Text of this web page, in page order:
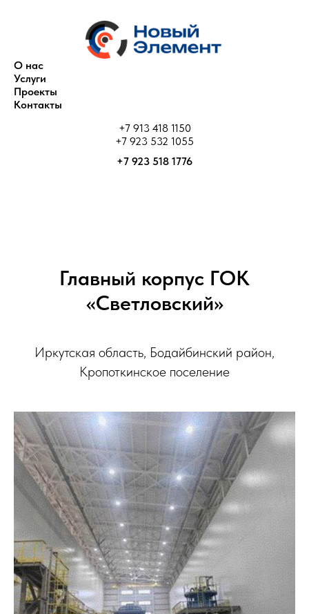
О нас
Услуги
Проекты
Контакты
+7 913 418 1150
+7 923 532 1055
+7 923 518 1776
Главный корпус ГОК
«Светловский»
Иркутская область, Бодайбинский район,
Кропоткинское поселение